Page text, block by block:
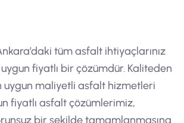
tüm asfalt ihtiyaçlarınız
fiyatlı bir çözümdür. Kaliteden
uygun maliyetli asfalt hizmetleri
fiyatlı asfalt çözümlerimiz,
bir şekilde tamamlanmasına